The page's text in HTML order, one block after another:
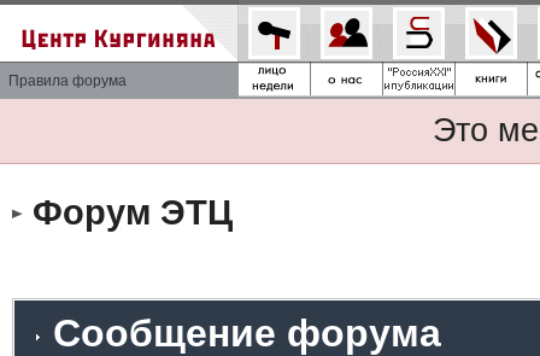
Правила форума
Это
Форум ЭТЦ
Сообщение форума